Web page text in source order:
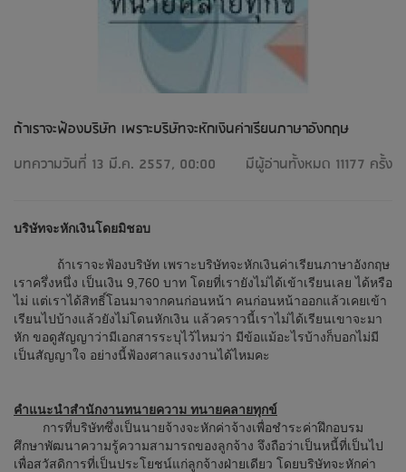
ถ้าเราจะฟ้องบริษัท เพราะบริษัทจะหักเงินค่าเรียนภาษาอังกฤษ
บทความวันที่ 13 มี.ค. 2557, 00:00
มีผู้อ่านทั้งหมด 11177 ครั้ง
บริษัทจะหักเงินโดยมิชอบ
ถ้าเราจะฟ้องบริษัท เพราะบริษัทจะหักเงินค่าเรียนภาษาอังกฤษ
เราครึ่งหนึ่ง เป็นเงิน 9,760 บาท โดยที่เรายังไม่ได้เข้าเรียนเลย ได้หรือ
ไม่ แต่เราได้สิทธิ์โอนมาจากคนก่อนหน้า คนก่อนหน้าออกแล้วเคยเข้า
เรียนไปบ้างแล้วยังไม่โดนหักเงิน แล้วคราวนี้เราไม่ได้เรียนเขาจะมา
หัก ขอดูสัญญาว่ามีเอกสารระบุไว้ไหมว่า มีข้อแม้อะไรบ้างก็บอกไม่มี
เป็นสัญญาใจ อย่างนี้ฟ้องศาลแรงงานได้ไหมคะ
คำแนะนำสำนักงานทนายความ ทนายคลายทุกข์
การที่บริษัทซึ่งเป็นนายจ้างจะหักค่าจ้างเพื่อชำระค่าฝึกอบรม
ศึกษาพัฒนาความรู้ความสามารถของลูกจ้าง จึงถือว่าเป็นหนี้ที่เป็นไป
เพื่อสวัสดิการที่เป็นประโยชน์แก่ลูกจ้างฝ่ายเดียว โดยบริษัทจะหักค่า